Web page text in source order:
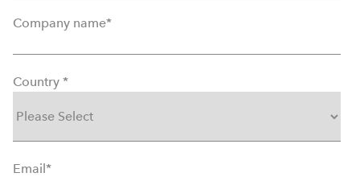
Company name*
Country *
Email*